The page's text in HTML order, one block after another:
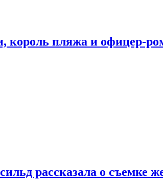
король пляжа и офицер-
рассказала о съемке